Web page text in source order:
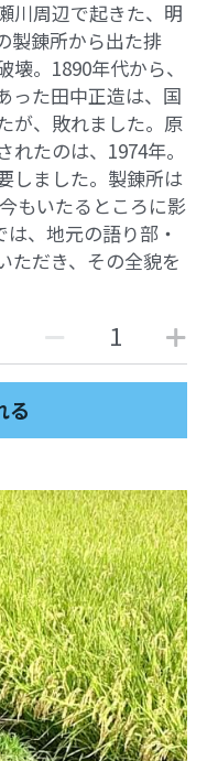
川周辺で起きた、明
製錬所から出た排
。1890年代から、
った田中正造は、国
が、敗れました。原
たのは、1974年。
しました。製錬所は
もいたるところに影
、地元の語り部・
ただき、その全貌を
る
民の言語と文化
民言語ナワトル
・ルポルタージュ